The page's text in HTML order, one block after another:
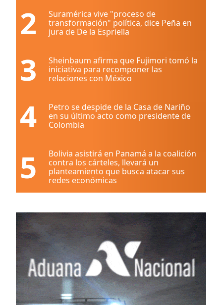
2
Suramérica vive "proceso de
transformación" política, dice Peña en
jura de De la Espriella
3
Sheinbaum afirma que Fujimori tomó la
iniciativa para recomponer las
relaciones con México
4
Petro se despide de la Casa de Nariño
en su último acto como presidente de
Colombia
5
Bolivia asistirá en Panamá a la coalición
contra los cárteles, llevará un
planteamiento que busca atacar sus
redes económicas